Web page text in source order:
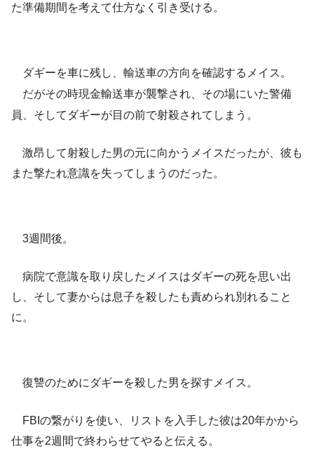
た準備期間を考えて仕方なく引き受ける。
ダギーを車に残し、輸送車の方向を確認するメイス。
だがその時現金輸送車が襲撃され、その場にいた警備
員、そしてダギーが目の前で射殺されてしまう。
激昂して射殺した男の元に向かうメイスだったが、彼も
また撃たれ意識を失ってしまうのだった。
3週間後。
病院で意識を取り戻したメイスはダギーの死を思い出
し、そして妻からは息子を殺したも責められ別れること
に。
復讐のためにダギーを殺した男を探すメイス。
FBIの繋がりを使い、リストを入手した彼は20年かから
仕事を2週間で終わらせてやると伝える。